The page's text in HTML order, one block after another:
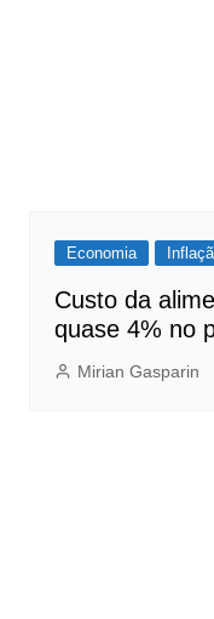
Economia
Custo da
quase 4% no
Mirian Gasparin